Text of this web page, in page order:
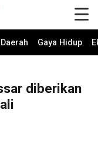
Gaya Hidup
diberikan